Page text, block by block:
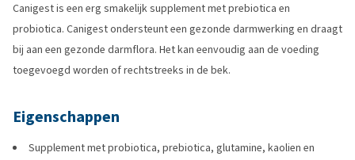
Canigest is een erg smakelijk supplement met prebiotica en
probiotica. Canigest ondersteunt een gezonde darmwerking en draagt
bij aan een gezonde darmflora. Het kan eenvoudig aan de voeding
toegevoegd worden of rechtstreeks in de bek.
Eigenschappen
Supplement met probiotica, prebiotica, glutamine, kaolien en